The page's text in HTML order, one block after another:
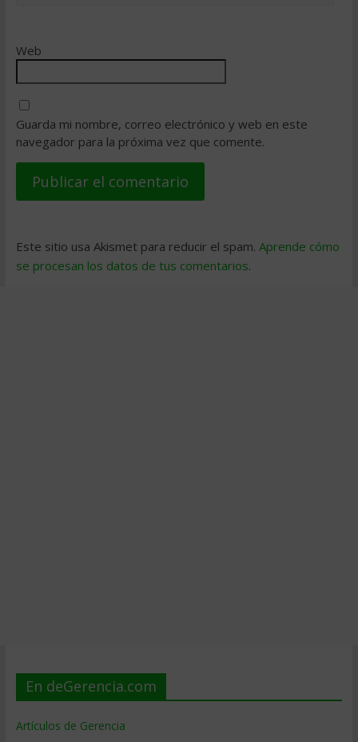
Web
Guarda mi nombre, correo electrónico y web en este
navegador para la próxima vez que comente.
Este sitio usa Akismet para reducir el spam. Aprende cómo
se procesan los datos de tus comentarios.
En deGerencia.com
Artículos de Gerencia